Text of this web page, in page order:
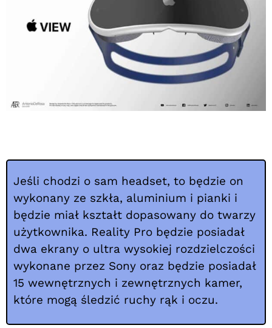
Jeśli chodzi o sam headset, to będzie on
wykonany ze szkła, aluminium i pianki i
będzie miał kształt dopasowany do twarzy
użytkownika. Reality Pro będzie posiadał
dwa ekrany o ultra wysokiej rozdzielczości
wykonane przez Sony oraz będzie posiadał
15 wewnętrznych i zewnętrznych kamer,
które mogą śledzić ruchy rąk i oczu.